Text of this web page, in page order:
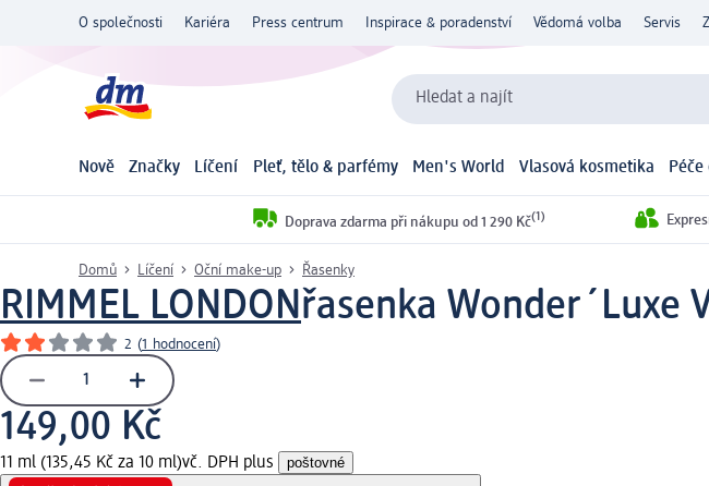
O společnosti Kariéra Press centrum Inspirace & poradenství Vědomá volba Servis
Hledat a najít
Nově Značky Líčení Pleť, tělo & parfémy Men's World Vlasová kosmetika Péče
Doprava zdarma při nákupu od 1 290 Kč(1)
Domů Líčení Oční make-up Řasenky
RIMMEL LONDONřasenka Wonder´Luxe
2 (1 hodnocení)
149,00 Kč
11 ml (135,45 Kč za 10 ml)vč. DPH plus poštovné